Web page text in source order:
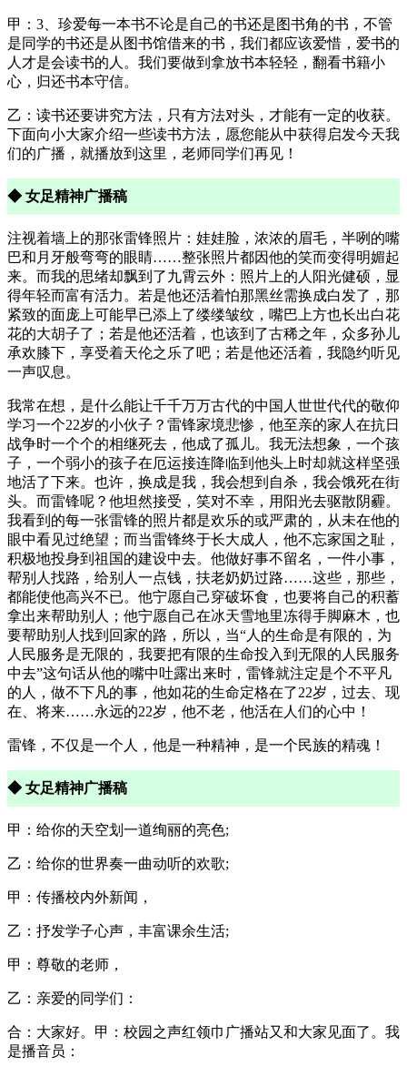
甲：3、珍爱每一本书不论是自己的书还是图书角的书，不管
是同学的书还是从图书馆借来的书，我们都应该爱惜，爱书的
人才是会读书的人。我们要做到拿放书本轻轻，翻看书籍小
心，归还书本守信。
乙：读书还要讲究方法，只有方法对头，才能有一定的收获。
下面向小大家介绍一些读书方法，愿您能从中获得启发今天我
们的广播，就播放到这里，老师同学们再见！
◆ 女足精神广播稿
注视着墙上的那张雷锋照片：娃娃脸，浓浓的眉毛，半咧的嘴
巴和月牙般弯弯的眼睛……整张照片都因他的笑而变得明媚起
来。而我的思绪却飘到了九霄云外：照片上的人阳光健硕，显
得年轻而富有活力。若是他还活着怕那黑丝需换成白发了，那
紧致的面庞上可能早已添上了缕缕皱纹，嘴巴上方也长出白花
花的大胡子了；若是他还活着，也该到了古稀之年，众多孙儿
承欢膝下，享受着天伦之乐了吧；若是他还活着，我隐约听见
一声叹息。
我常在想，是什么能让千千万万古代的中国人世世代代的敬仰
学习一个22岁的小伙子？雷锋家境悲惨，他至亲的家人在抗日
战争时一个个的相继死去，他成了孤儿。我无法想象，一个孩
子，一个弱小的孩子在厄运接连降临到他头上时却就这样坚强
地活了下来。也许，换成是我，我会想到自杀，我会饿死在街
头。而雷锋呢？他坦然接受，笑对不幸，用阳光去驱散阴霾。
我看到的每一张雷锋的照片都是欢乐的或严肃的，从未在他的
眼中看见过绝望；而当雷锋终于长大成人，他不忘家国之耻，
积极地投身到祖国的建设中去。他做好事不留名，一件小事，
帮别人找路，给别人一点钱，扶老奶奶过路……这些，那些，
都能使他高兴不已。他宁愿自己穿破坏食，也要将自己的积蓄
拿出来帮助别人；他宁愿自己在冰天雪地里冻得手脚麻木，也
要帮助别人找到回家的路，所以，当“人的生命是有限的，为
人民服务是无限的，我要把有限的生命投入到无限的人民服务
中去”这句话从他的嘴中吐露出来时，雷锋就注定是个不平凡
的人，做不下凡的事，他如花的生命定格在了22岁，过去、现
在、将来……永远的22岁，他不老，他活在人们的心中！
雷锋，不仅是一个人，他是一种精神，是一个民族的精魂！
◆ 女足精神广播稿
甲：给你的天空划一道绚丽的亮色;
乙：给你的世界奏一曲动听的欢歌;
甲：传播校内外新闻，
乙：抒发学子心声，丰富课余生活;
甲：尊敬的老师，
乙：亲爱的同学们：
合：大家好。甲：校园之声红领巾广播站又和大家见面了。我
是播音员：